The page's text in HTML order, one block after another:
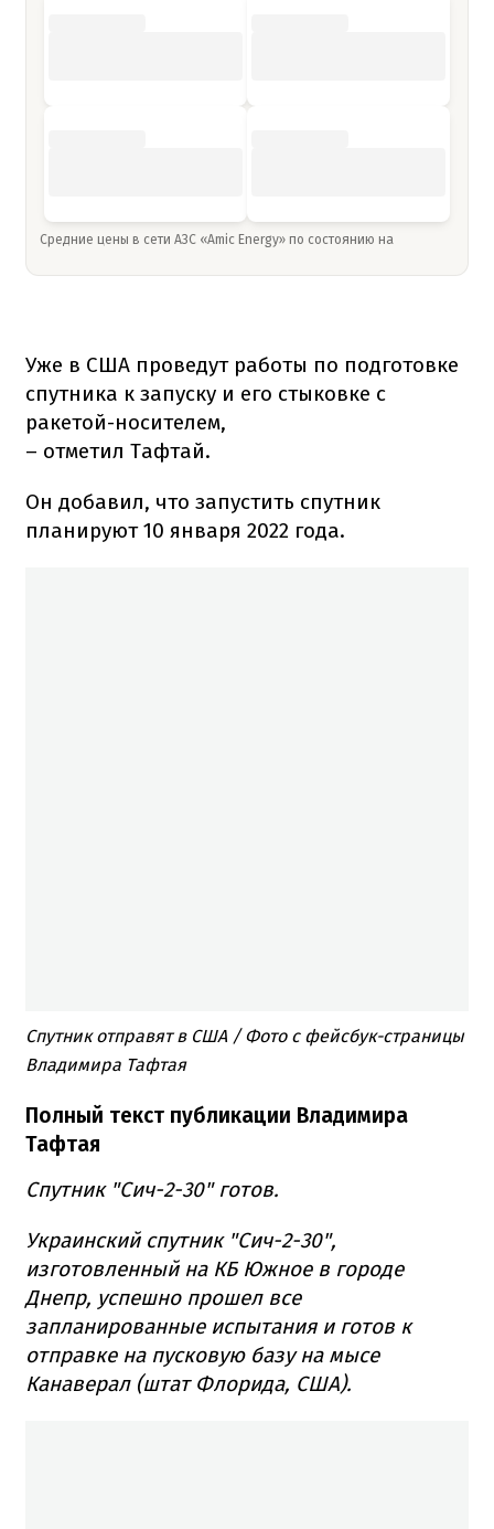
Средние цены в сети АЗС «Amic Energy» по состоянию на
Уже в США проведут работы по подготовке
спутника к запуску и его стыковке с
ракетой-носителем,
– отметил Тафтай.
Он добавил, что запустить спутник
планируют 10 января 2022 года.
Спутник отправят в США / Фото с фейсбук-страницы
Владимира Тафтая
Полный текст публикации Владимира
Тафтая
Спутник "Сич-2-30" готов.
Украинский спутник "Сич-2-30",
изготовленный на КБ Южное в городе
Днепр, успешно прошел все
запланированные испытания и готов к
отправке на пусковую базу на мысе
Канаверал (штат Флорида, США).